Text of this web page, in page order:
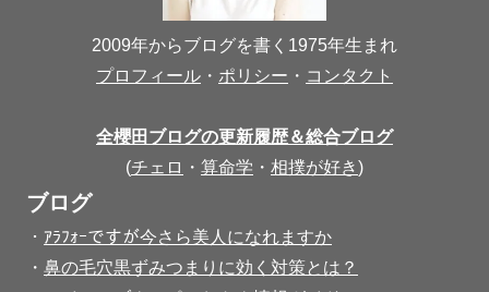
2009年からブログを書く1975年生まれ
プロフィール ・ ポリシー ・ コンタクト
全櫻田ブログの更新履歴＆総合ブログ
(チェロ ・ 算命学 ・ 相撲が好き)
ブログ
・ ｱﾗﾌｫｰですが今さら美人になれますか
・ 鼻の毛穴黒ずみつまりに効く対策とは？